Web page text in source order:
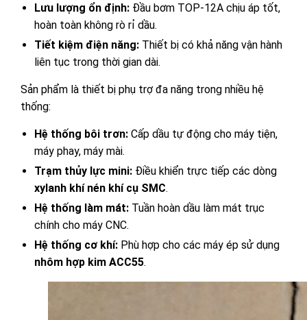
Lưu lượng ổn định: Đầu bơm TOP-12A chịu áp tốt,
hoàn toàn không rò rỉ dầu.
Tiết kiệm điện năng: Thiết bị có khả năng vận hành
liên tục trong thời gian dài.
Sản phẩm là thiết bị phụ trợ đa năng trong nhiều hệ
thống:
Hệ thống bôi trơn: Cấp dầu tự động cho máy tiện,
máy phay, máy mài.
Trạm thủy lực mini: Điều khiển trực tiếp các dòng
xylanh khí nén khí cụ SMC.
Hệ thống làm mát: Tuần hoàn dầu làm mát trục
chính cho máy CNC.
Hệ thống cơ khí: Phù hợp cho các máy ép sử dụng
nhôm hợp kim ACC55.